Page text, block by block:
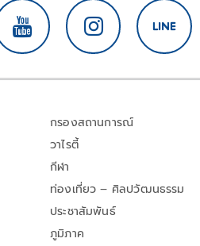
กรองสถานการณ์
วาไรตี้
กีฬา
ท่องเที่ยว – ศิลปวัฒนธรรม
ประชาสัมพันธ์
ภูมิภาค